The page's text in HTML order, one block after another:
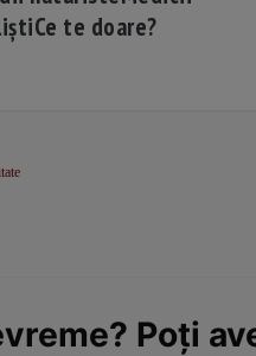
Ce te doare?
Poţi